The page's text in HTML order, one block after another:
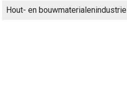
Hout- en bouwmaterialenindustrie